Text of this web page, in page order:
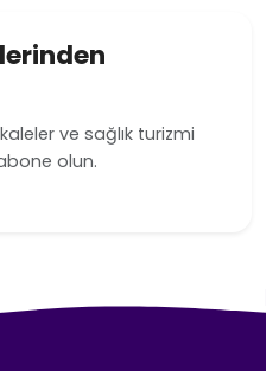
ve sağlık turizmi
olun.